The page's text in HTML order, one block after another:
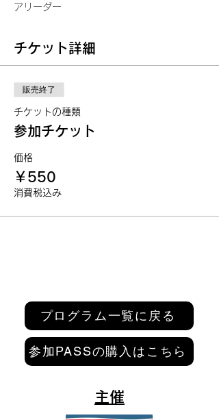
アリーダー
チケット詳細
販売終了
チケットの種類
参加チケット
価格
￥550
消費税込み
プログラム一覧に戻る
参加PASSの購入はこちら
主催